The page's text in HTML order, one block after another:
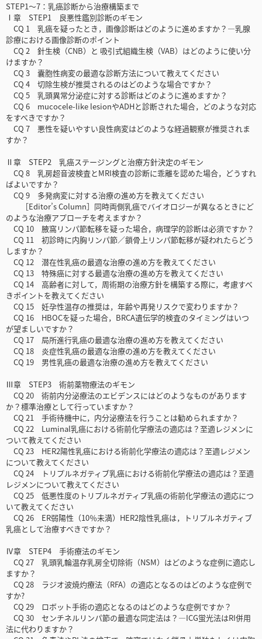
STEP1～7：乳癌診断から治療構築まで
Ⅰ章 STEP1 良悪性鑑別診断のギモン
CQ 1 乳癌を疑ったとき，画像診断はどのように進めますか？―乳腺
診療における画像診断のポイント
CQ 2 針生検（CNB）と 吸引式組織生検（VAB）はどのように使い分
けますか？
CQ 3 囊胞性病変の最適な診断方法について教えてください
CQ 4 切除生検が推奨されるのはどのような場合ですか？
CQ 5 乳頭異常分泌症に対する診断はどのように進めますか？
CQ 6 mucocele-like lesionやADHと診断された場合，どのような対応
をすべきですか？
CQ 7 悪性を疑いやすい良性病変はどのような経過観察が推奨されま
すか？
Ⅱ章 STEP2 乳癌ステージングと治療方針決定のギモン
CQ 8 乳房超音波検査とMRI検査の診断に乖離を認めた場合，どうすれ
ばよいですか？
CQ 9 多発病変に対する治療の進め方を教えてください
［Editor’s Column］同時両側乳癌でバイオロジーが異なるときにど
のような治療アプローチを考えますか？
CQ 10 腋窩リンパ節転移を疑った場合，病理学的診断は必須ですか？
CQ 11 初診時に内胸リンパ節／鎖骨上リンパ節転移が疑われたらどう
しますか？
CQ 12 潜在性乳癌の最適な治療の進め方を教えてください
CQ 13 特殊癌に対する最適な治療の進め方を教えてください
CQ 14 高齢者に対して，周術期の治療方針を構築する際に，考慮すべ
きポイントを教えてください
CQ 15 妊孕性温存の推奨は，年齢や再発リスクで変わりますか？
CQ 16 HBOCを疑った場合，BRCA遺伝学的検査のタイミングはいつ
が望ましいですか？
CQ 17 局所進行乳癌の最適な治療の進め方を教えてください
CQ 18 炎症性乳癌の最適な治療の進め方を教えてください
CQ 19 男性乳癌の最適な治療の進め方を教えてください
Ⅲ章 STEP3 術前薬物療法のギモン
CQ 20 術前内分泌療法のエビデンスにはどのようなものがあります
か？標準治療として行っていますか？
CQ 21 手術待機中に，内分泌療法を行うことは勧められますか？
CQ 22 Luminal乳癌における術前化学療法の適応は？至適レジメンに
ついて教えてください
CQ 23 HER2陽性乳癌における術前化学療法の適応は？至適レジメン
について教えてください
CQ 24 トリプルネガティブ乳癌における術前化学療法の適応は？至適
レジメンについて教えてください
CQ 25 低悪性度のトリプルネガティブ乳癌の術前化学療法の適応につ
いて教えてください
CQ 26 ER弱陽性（10％未満）HER2陰性乳癌は，トリプルネガティブ
乳癌として治療すべきですか？
Ⅳ章 STEP4 手術療法のギモン
CQ 27 乳頭乳輪温存乳房全切除術（NSM）はどのような症例に適応し
ますか？
CQ 28 ラジオ波焼灼療法（RFA）の適応となるのはどのような症例で
すか?
CQ 29 ロボット手術の適応となるのはどのような症例ですか？
CQ 30 センチネルリンパ節の最適な同定法は？―ICG蛍光法はRI併用
法に代わりますか？